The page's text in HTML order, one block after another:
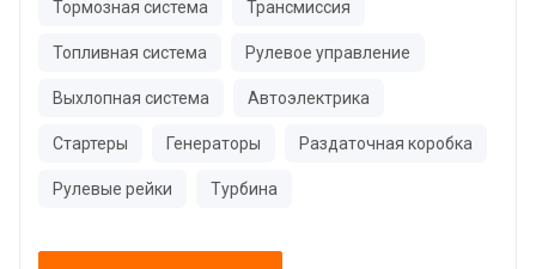
Тормозная система Трансмиссия
Топливная система Рулевое управление
Выхлопная система Автоэлектрика
Стартеры Генераторы Раздаточная коробка
Рулевые рейки Турбина